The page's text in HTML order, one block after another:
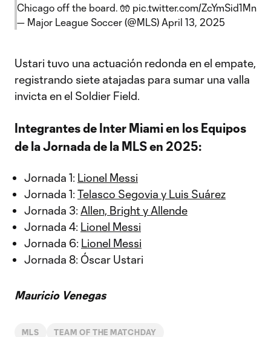
Chicago off the board. 🧤 pic.twitter.com/ZcYmSid1Mn
— Major League Soccer (@MLS) April 13, 2025
Ustari tuvo una actuación redonda en el empate,
registrando siete atajadas para sumar una valla
invicta en el Soldier Field.
Integrantes de Inter Miami en los Equipos
de la Jornada de la MLS en 2025:
Jornada 1: Lionel Messi
Jornada 1: Telasco Segovia y Luis Suárez
Jornada 3: Allen, Bright y Allende
Jornada 4: Lionel Messi
Jornada 6: Lionel Messi
Jornada 8: Óscar Ustari
Mauricio Venegas
MLS TEAM OF THE MATCHDAY